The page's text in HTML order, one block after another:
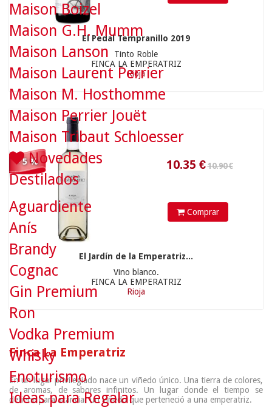
El Pedal Tempranillo 2019
Tinto Roble
FINCA LA EMPERATRIZ
Rioja
- 5 %
Comprar
El Jardín de la Emperatriz...
Vino blanco.
FINCA LA EMPERATRIZ
Rioja
Finca La Emperatriz
En un lugar privilegiado nace un viñedo único. Una tierra de colores,
de aromas, de sabores infinitos. Un lugar donde el tiempo se
detiene para acariciar un viñedo que perteneció a una emperatriz.
Maison Boizel
Maison G.H. Mumm
Maison Lanson
Maison Laurent Perrier
Maison M. Hosthomme
Maison Perrier Jouët
Maison Tribaut Schloesser
Novedades
Destilados
Aguardiente
Anís
Brandy
Cognac
Gin Premium
Ron
Vodka Premium
Whisky
Enoturismo
Ideas para Regalar